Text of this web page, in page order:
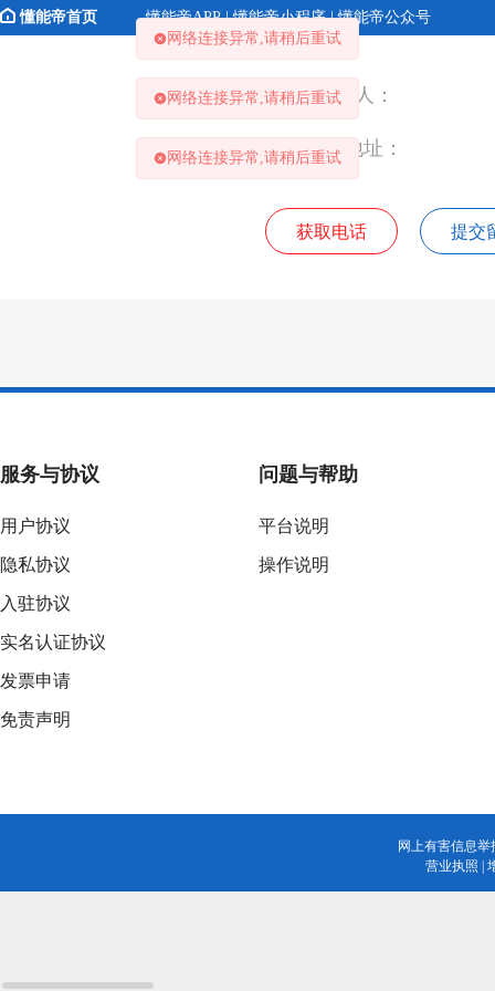
懂能帝首页 懂能帝APP | 懂能帝小程序 | 懂能帝公众号
联 系 人：
联系地址：
获取电话 提交
服务与协议
用户协议
隐私协议
入驻协议
实名认证协议
发票申请
免责声明
问题与帮助
平台说明
操作说明
网上有害信息
营业执照
网络连接异常,请稍后重试
网络连接异常,请稍后重试
网络连接异常,请稍后重试